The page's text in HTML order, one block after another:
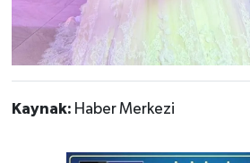
Kaynak: Haber Merkezi